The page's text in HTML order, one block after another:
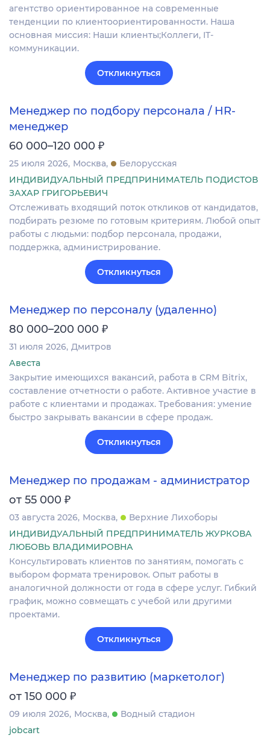
агентство ориентированное на современные
тенденции по клиентоориентированности. Наша
основная миссия: Наши клиенты;Коллеги, IT-
коммуникации.
Откликнуться
Менеджер по подбору персонала / HR-
менеджер
60 000–120 000 ₽
25 июля 2026 Москва
Белорусская
ИНДИВИДУАЛЬНЫЙ ПРЕДПРИНИМАТЕЛЬ ПОДИСТОВ
ЗАХАР ГРИГОРЬЕВИЧ
Отслеживать входящий поток откликов от кандидатов,
подбирать резюме по готовым критериям. Любой опыт
работы с людьми: подбор персонала, продажи,
поддержка, администрирование.
Откликнуться
Менеджер по персоналу (удаленно)
80 000–200 000 ₽
31 июля 2026 Дмитров
Авеста
Закрытие имеющихся вакансий, работа в CRM Bitrix,
составление отчетности о работе. Активное участие в
работе с клиентами и продажах. Требования: умение
быстро закрывать вакансии в сфере продаж.
Откликнуться
Менеджер по продажам - администратор
от 55 000 ₽
03 августа 2026 Москва
Верхние Лихоборы
ИНДИВИДУАЛЬНЫЙ ПРЕДПРИНИМАТЕЛЬ ЖУРКОВА
ЛЮБОВЬ ВЛАДИМИРОВНА
Консультировать клиентов по занятиям, помогать с
выбором формата тренировок. Опыт работы в
аналогичной должности от года в сфере услуг. Гибкий
график, можно совмещать с учебой или другими
проектами.
Откликнуться
Менеджер по развитию (маркетолог)
от 150 000 ₽
09 июля 2026 Москва
Водный стадион
jobcart